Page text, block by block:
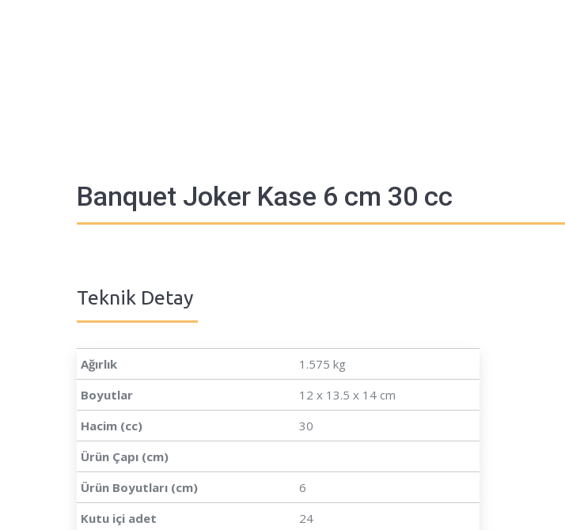
Banquet Joker Kase 6 cm 30 cc
Teknik Detay
Ağırlık
1.575 kg
Boyutlar
12 x 13.5 x 14 cm
Hacim (cc)
30
Ürün Çapı (cm)
Ürün Boyutları (cm)
6
Kutu içi adet
24